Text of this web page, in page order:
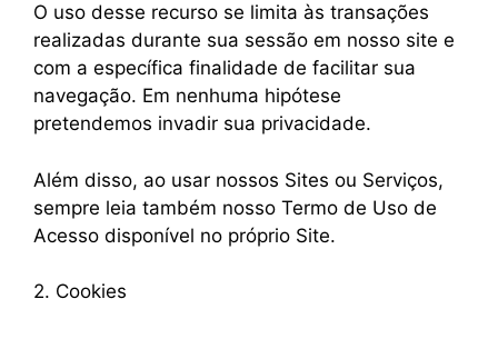
O uso desse recurso se limita às transações
realizadas durante sua sessão em nosso site e
com a específica finalidade de facilitar sua
navegação. Em nenhuma hipótese
pretendemos invadir sua privacidade.
Além disso, ao usar nossos Sites ou Serviços,
sempre leia também nosso Termo de Uso de
Acesso disponível no próprio Site.
2. Cookies